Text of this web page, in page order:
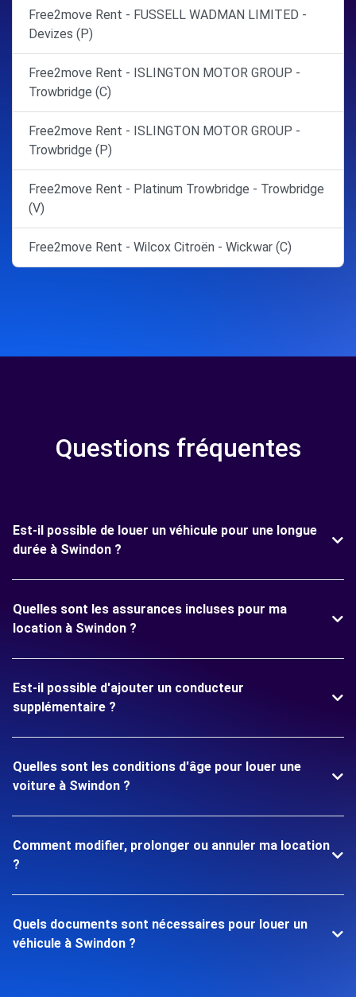
Free2move Rent - FUSSELL WADMAN LIMITED -
Devizes (P)
Free2move Rent - ISLINGTON MOTOR GROUP -
Trowbridge (C)
Free2move Rent - ISLINGTON MOTOR GROUP -
Trowbridge (P)
Free2move Rent - Platinum Trowbridge - Trowbridge
(V)
Free2move Rent - Wilcox Citroën - Wickwar (C)
Questions fréquentes
Est-il possible de louer un véhicule pour une longue
durée à Swindon ?
Quelles sont les assurances incluses pour ma
location à Swindon ?
Est-il possible d'ajouter un conducteur
supplémentaire ?
Quelles sont les conditions d'âge pour louer une
voiture à Swindon ?
Comment modifier, prolonger ou annuler ma location
?
Quels documents sont nécessaires pour louer un
véhicule à Swindon ?